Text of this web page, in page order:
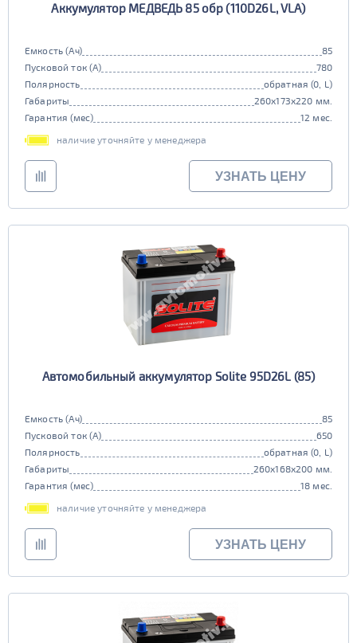
Аккумулятор МЕДВЕДЬ 85 обр (110D26L, VLA)
Емкость (Ач)
85
Пусковой ток (А)
780
Полярность
обратная (0, L)
Габариты
260x173x220 мм.
Гарантия (мес)
12 мес.
наличие уточняйте у менеджера
УЗНАТЬ ЦЕНУ
Автомобильный аккумулятор Solite 95D26L (85)
Емкость (Ач)
85
Пусковой ток (А)
650
Полярность
обратная (0, L)
Габариты
260x168x200 мм.
Гарантия (мес)
18 мес.
наличие уточняйте у менеджера
УЗНАТЬ ЦЕНУ